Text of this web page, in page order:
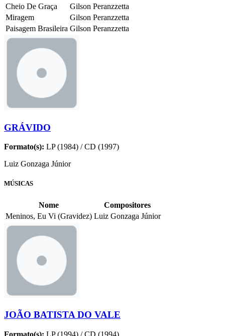
Cheio De Graça
Gilson Peranzzetta
Miragem
Gilson Peranzzetta
Paisagem Brasileira Gilson Peranzzetta
GRÁVIDO
Formato(s): LP (1984) / CD (1997)
Luiz Gonzaga Júnior
MÚSICAS
Nome
Compositores
Meninos, Eu Vi (Gravidez) Luiz Gonzaga Júnior
JOÃO BATISTA DO VALE